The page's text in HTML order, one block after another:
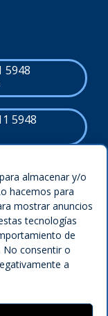
almacenar y/o
hacemos para
mostrar anuncios
tecnologías
de
No consentir o
a
5948
5948